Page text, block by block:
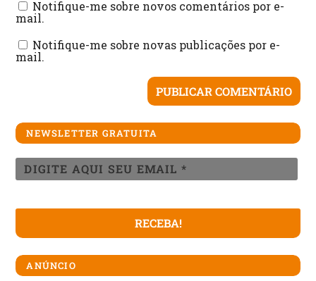
Notifique-me sobre novos comentários por e-
mail.
Notifique-me sobre novas publicações por e-
mail.
NEWSLETTER GRATUITA
ANÚNCIO